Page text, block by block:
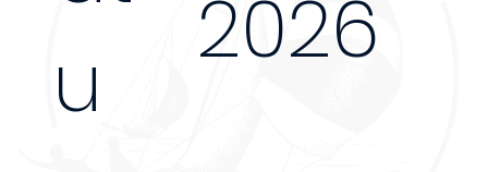
u
2026